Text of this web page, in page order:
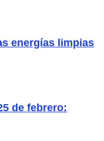
energías limpias
de febrero: